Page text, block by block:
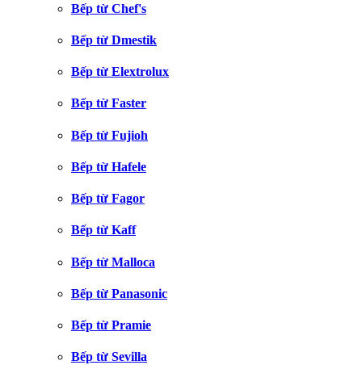
Bếp từ Chef's
Bếp từ Dmestik
Bếp từ Elextrolux
Bếp từ Faster
Bếp từ Fujioh
Bếp từ Hafele
Bếp từ Fagor
Bếp từ Kaff
Bếp từ Malloca
Bếp từ Panasonic
Bếp từ Pramie
Bếp từ Sevilla